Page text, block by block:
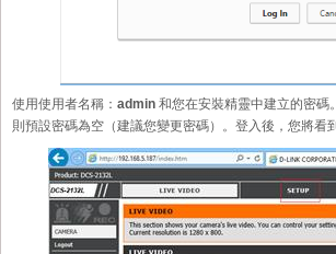
使用使用者名稱： admin 和您在安裝精靈中建立的密碼
則預設密碼為空（建議您變更密碼）。登入後，您將看